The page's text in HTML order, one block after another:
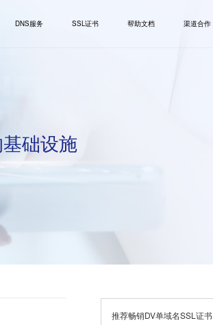
DNS服务 SSL证书 帮助文档 渠道合作
础设施
推荐畅销DV单域名SSL证书